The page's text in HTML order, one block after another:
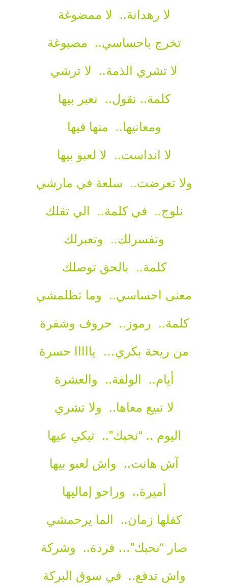
لا رهدانة.. لا ممضوغة
تخرج باحساسي.. مصبوغة
لا تشري الذمة.. لا ترشي
كلمة.. نقول.. نعبر بيها
ومعانيها.. منها فيها
لا انداست.. لا لعبو بيها
ولا تعرضت.. سلعة في مارشي
نلوج.. في كلمة.. الي تقلك
وتفسرلك.. وتعبرلك
كلمة.. بالحق توصلك
معنى احساسي.. وما تظلمشي
كلمة.. رموز.. حروف وشفرة
من ريحة بكري… يااااا حسرة
أيام.. الولفة.. والعشرة
لا تبيع معاها.. ولا تشري
اليوم .. “نحبك”.. تبكي عيها
آش هانت.. واش لعبو بيها
أميرة.. وراحو إماليها
كفلها زمان.. الما يرحمشي
صار “نحبك”… فردة.. وشركة
واش تدفع.. في سوق البركة